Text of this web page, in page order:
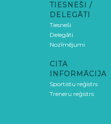
TIESNEŠI /
DELEGĀTI
Tiesneši
Delegāti
Nozīmējumi
CITA
INFORMĀCIJA
Sportistu reģistrs
Treneru reģistrs